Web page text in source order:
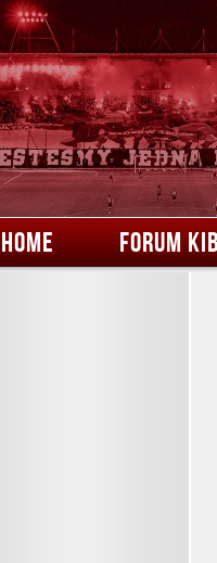
HOME FORUM